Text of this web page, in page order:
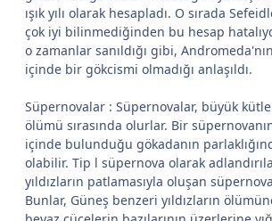
ışık yılı olarak hesapladı. O sırada
çok iyi bilinmediğinden bu hesap
o zamanlar sanıldığı gibi,
içinde bir gökcismi olmadığı anlaşıldı.
Süpernovalar : Süpernovalar, büyük
ölümü sırasında olurlar. Bir
içinde bulunduğu gökadanın
olabilir. Tip l süpernova olarak
yıldızların patlamasıyla oluşan
Bunlar, Güneş benzeri yıldızların